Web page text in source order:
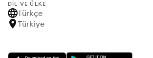
DIL VE ÜLKE
Türkçe
Türkiye